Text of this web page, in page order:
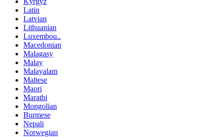
Latin
Latvian
Lithuanian
Luxembou..
Macedonian
Malagasy
Malay
Malayalam
Maltese
Maori
Marathi
Mongolian
Burmese
Nepali
Norwegian